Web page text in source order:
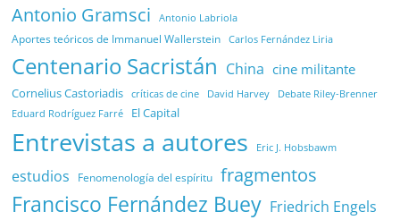
Antonio Gramsci Antonio Labriola
Aportes teóricos de Immanuel Wallerstein Carlos Fernández Liria
Centenario Sacristán China cine militante
Cornelius Castoriadis críticas de cine David Harvey Debate Riley-Brenner
Eduard Rodríguez Farré El Capital
Entrevistas a autores Eric J. Hobsbawm
estudios Fenomenología del espíritu fragmentos
Francisco Fernández Buey Friedrich Engels